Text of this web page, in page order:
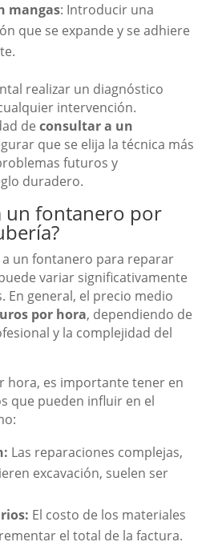
mangas: Introducir una
que se expande y se adhiere
realizar un diagnóstico
intervención.
deconsultar a un
que se elija la técnica más
futuros y
duradero.
un fontanero por
un fontanero para reparar
variar significativamente
En general, el precio medio
por hora, dependiendo de
y la complejidad del
hora, es importante tener en
que pueden influir en el
Las reparaciones complejas,
excavación, suelen ser
El costo de los materiales
el total de la factura.